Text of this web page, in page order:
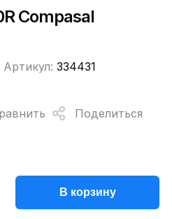
Compasal
Артикул: 334431
Поделиться
В корзину